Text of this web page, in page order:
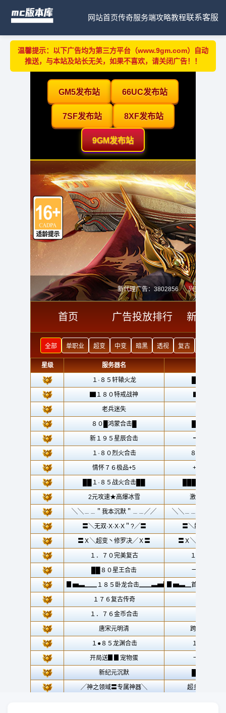
网站首页传奇服务端攻略教程联系客服
温馨提示：以下广告均为第三方平台（www.9gm.com）自动
推送，与本站及站长无关，如果不喜欢，请关闭广告！！